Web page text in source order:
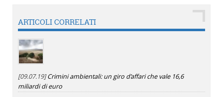
ARTICOLI CORRELATI
[09.07.19]Crimini ambientali: un giro d’affari che vale 16,6
miliardi di euro